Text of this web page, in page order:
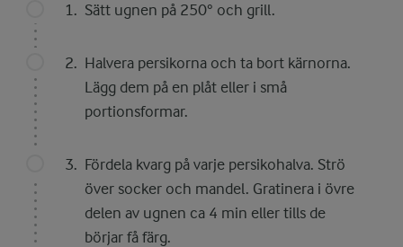
Sätt ugnen på 250° och grill.
Halvera persikorna och ta bort kärnorna.
Lägg dem på en plåt eller i små
portionsformar.
Fördela kvarg på varje persikohalva. Strö
över socker och mandel. Gratinera i övre
delen av ugnen ca 4 min eller tills de
börjar få färg.